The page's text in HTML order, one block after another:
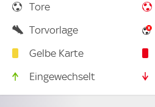
Tore
Torvorlage
Gelbe Karte
Eingewechselt